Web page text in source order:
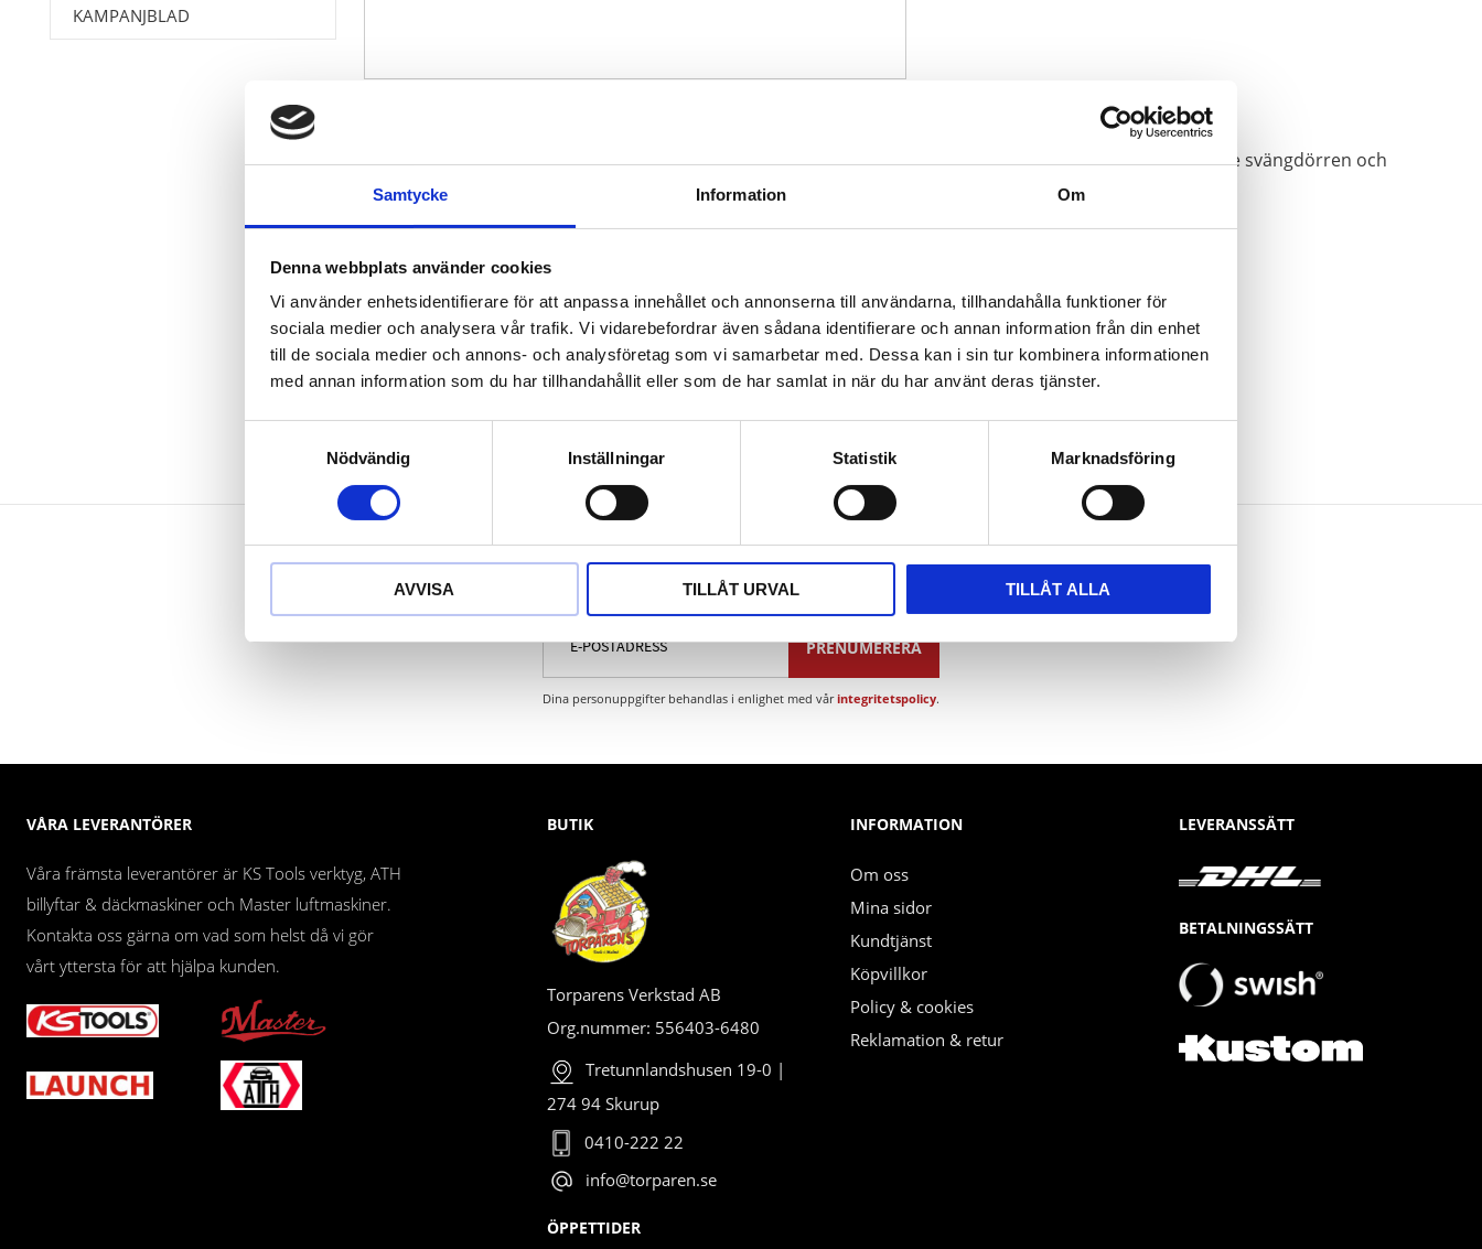
Samtycke Information Om
Denna webbplats använder cookies
Vi använder enhetsidentifierare för att anpassa innehållet och annonserna till användarna, tillhandahålla funktioner för
sociala medier och analysera vår trafik. Vi vidarebefordrar även sådana identifierare och annan information från din enhet
till de sociala medier och annons- och analysföretag som vi samarbetar med. Dessa kan i sin tur kombinera informationen
med annan information som du har tillhandahållit eller som de har samlat in när du har använt deras tjänster.
Nödvändig
Inställningar Statistik Marknadsföring
AVVISA TILLÅT URVAL TILLÅT ALLA
Bäst lämpad för montering och demontering av djuptliggande dörrgångjärn-hållarskruvar av den bakre svängdörren och
skjutdörren
Långt utförande
för manuell hantering
Matt satinerat
Krom vanadium
KAMPANJBLAD
Nyhetsbrev
PRENUMERERA
Dina personuppgifter behandlas i enlighet med vårintegritetspolicy.
VÅRA LEVERANTÖRER
Våra främsta leverantörer är KS Tools verktyg, ATH
billyftar & däckmaskiner och Master luftmaskiner.
Kontakta oss gärna om vad som helst då vi gör
vårt yttersta för att hjälpa kunden.
BUTIK
Torparens Verkstad AB
Org.nummer: 556403-6480
Tretunnlandshusen 19-0 |
274 94 Skurup
0410-222 22
info@torparen.se
ÖPPETTIDER
INFORMATION
Om oss
Mina sidor
Kundtjänst
Köpvillkor
Policy & cookies
Reklamation & retur
LEVERANSSÄTT
BETALNINGSSÄTT